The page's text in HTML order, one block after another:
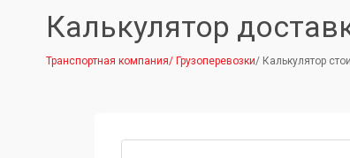
Калькулятор
Транспортная компания/ Грузоперевозки/ Калькулятор